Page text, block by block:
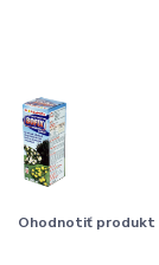
Ohodnotiť produkt